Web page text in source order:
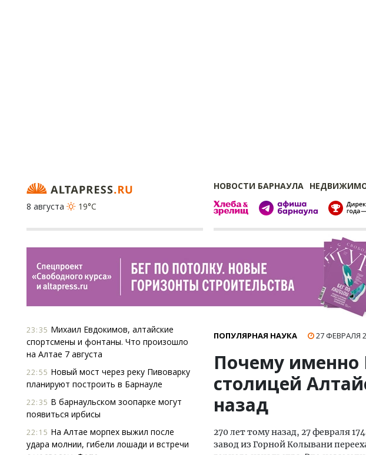
НОВОСТИ БАРНАУЛА
8 августа
19°C
23:35 Михаил Евдокимов, алтайские
спортсмены и фонтаны. Что произошло
на Алтае 7 августа
22:55 Новый мост через реку Пивоварку
планируют построить в Барнауле
22:35 В барнаульском зоопарке могут
появиться ирбисы
22:15 На Алтае морпех выжил после
удара молнии, гибели лошади и встречи
ПОПУЛЯРНАЯ НАУКА 27 ФЕВРАЛЯ
Почему именно
столицей
назад
270 лет тому назад, 27 февраля
завод из Горной Колывани